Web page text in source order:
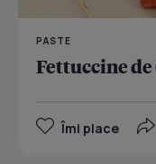
PASTE
Fettuccine de
Îmi place